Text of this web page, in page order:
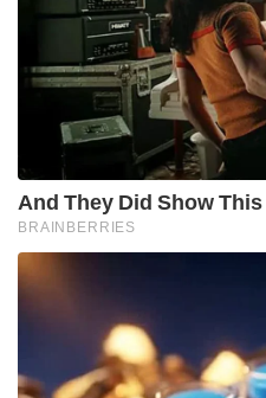
കരുതലായി
പങ്കും ഇപ്പോൾ
സൂക്ഷിച്ചിരിക്കുന്നത്
ശക്തിയുടെ തെളിവാണ്.
കൊടുമ്പിരിക്കൊള്ളുന്ന
ലാഭിക്കാനായി
വാങ്ങലുകൾ ഒഴിവാക്കാൻ
നടത്തിയ ആഹ്വാനം
ഇന്ത്യയെ
സംഘർഷങ്ങളെ
എന്നാൽ കരുതൽ
ഓർമ്മിപ്പിക്കുന്നു.